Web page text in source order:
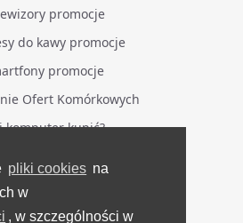
pliki cookies na
w
, w szczególności w
promocje
do kawy promocje
promocje
Ofert Komórkowych
komputer kupić?
NA BIEŻĄCO